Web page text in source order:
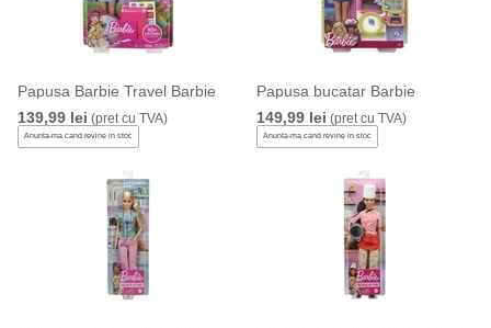
Papusa Barbie Travel Barbie
139,99 lei (pret cu TVA)
Anunta-ma cand revine in stoc
Papusa bucatar Barbie
149,99 lei (pret cu TVA)
Anunta-ma cand revine in stoc